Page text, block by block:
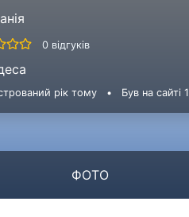
0 відгуків
рік тому • Був на сайті
ФОТО